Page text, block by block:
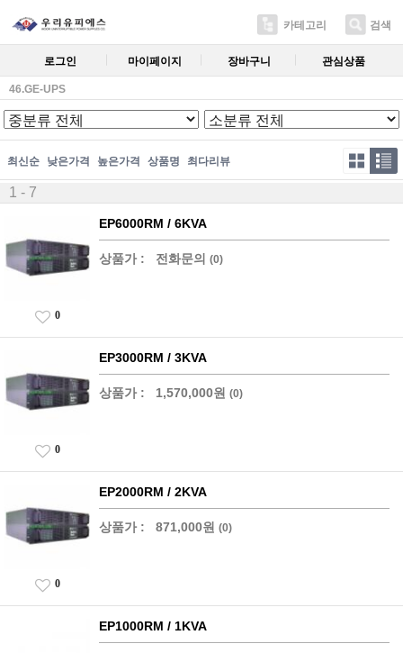
카테고리 검색
로그인 마이페이지 장바구니 관심상품
46.GE-UPS
최신순 낮은가격 높은가격 상품명 최다리뷰
1 - 7
EP6000RM / 6KVA
상품가 : 전화문의 (0)
0
EP3000RM / 3KVA
상품가 : 1,570,000원 (0)
0
EP2000RM / 2KVA
상품가 : 871,000원 (0)
0
EP1000RM / 1KVA